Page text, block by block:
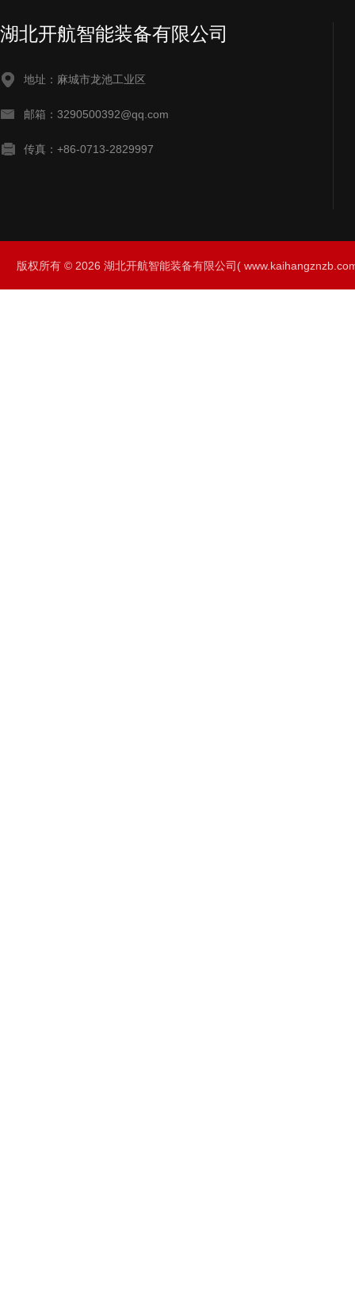
湖北开航智能装备有限公司
地址：麻城市龙池工业区
邮箱：3290500392@qq.com
传真：+86-0713-2829997
版权所有 © 2026 湖北开航智能装备有限公司(